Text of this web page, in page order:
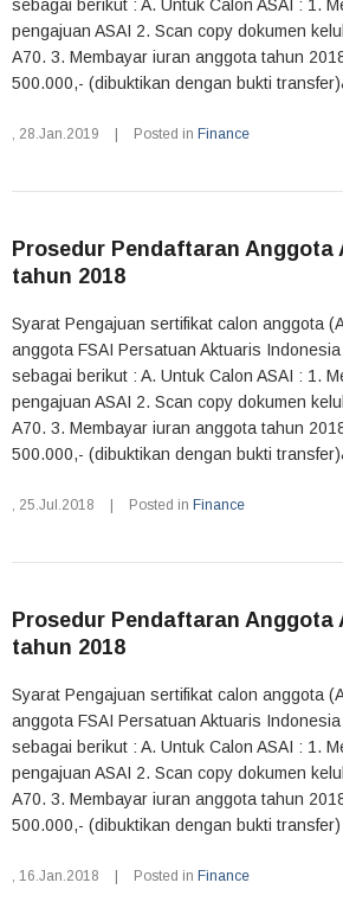
sebagai berikut : A. Untuk Calon ASAI : 1.
pengajuan ASAI 2. Scan copy dokumen
A70. 3. Membayar iuran anggota tahun
500.000,- (dibuktikan dengan bukti
, 28.Jan.2019 Posted in Finance
Prosedur Pendaftaran Anggota
tahun 2018
Syarat Pengajuan sertifikat calon anggota
anggota FSAI Persatuan Aktuaris
sebagai berikut : A. Untuk Calon ASAI : 1.
pengajuan ASAI 2. Scan copy dokumen
A70. 3. Membayar iuran anggota tahun
500.000,- (dibuktikan dengan bukti
, 25.Jul.2018 Posted in Finance
Prosedur Pendaftaran Anggota
tahun 2018
Syarat Pengajuan sertifikat calon anggota
anggota FSAI Persatuan Aktuaris
sebagai berikut : A. Untuk Calon ASAI : 1.
pengajuan ASAI 2. Scan copy dokumen
A70. 3. Membayar iuran anggota tahun
500.000,- (dibuktikan dengan bukti
, 16.Jan.2018 Posted in Finance